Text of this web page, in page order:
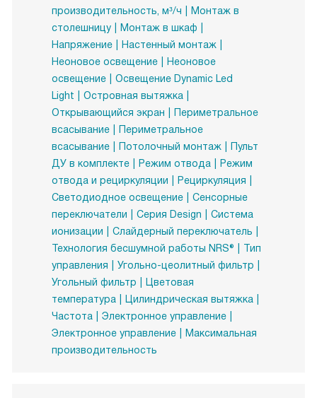
производительность, м³/ч
Монтаж в
столешницу
Монтаж в шкаф
Напряжение
Настенный монтаж
Неоновое освещение
Неоновое
освещение
Освещение Dynamic Led
Light
Островная вытяжка
Открывающийся экран
Периметральное
всасывание
Периметральное
всасывание
Потолочный монтаж
Пульт
ДУ в комплекте
Режим отвода
Режим
отвода и рециркуляции
Рециркуляция
Светодиодное освещение
Сенсорные
переключатели
Серия Design
Система
ионизации
Слайдерный переключатель
Технология бесшумной работы NRS®
Тип
управления
Угольно-цеолитный фильтр
Угольный фильтр
Цветовая
температура
Цилиндрическая вытяжка
Частота
Электронное управление
Электронное управление
Максимальная
производительность